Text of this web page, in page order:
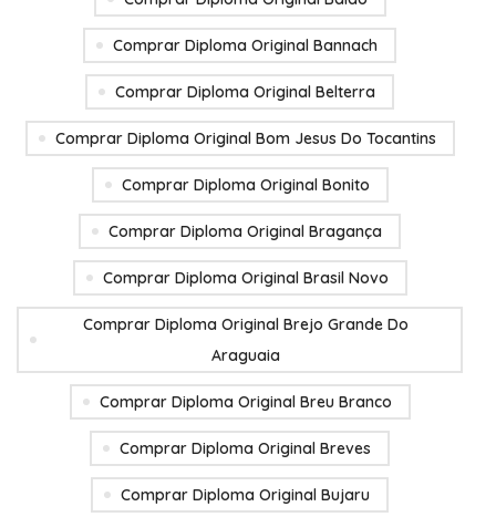
Comprar Diploma Original Bannach
Comprar Diploma Original Belterra
Comprar Diploma Original Bom Jesus Do Tocantins
Comprar Diploma Original Bonito
Comprar Diploma Original Bragança
Comprar Diploma Original Brasil Novo
Comprar Diploma Original Brejo Grande Do
Araguaia
Comprar Diploma Original Breu Branco
Comprar Diploma Original Breves
Comprar Diploma Original Bujaru